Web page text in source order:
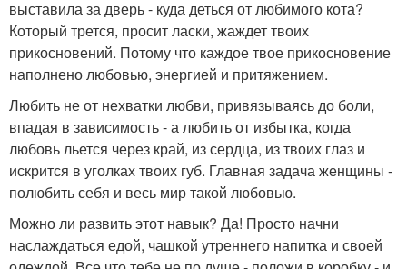
выставила за дверь - куда деться от любимого кота?
Который трется, просит ласки, жаждет твоих
прикосновений. Потому что каждое твое прикосновение
наполнено любовью, энергией и притяжением.
Любить не от нехватки любви, привязываясь до боли,
впадая в зависимость - а любить от избытка, когда
любовь льется через край, из сердца, из твоих глаз и
искрится в уголках твоих губ. Главная задача женщины -
полюбить себя и весь мир такой любовью.
Можно ли развить этот навык? Да! Просто начни
наслаждаться едой, чашкой утреннего напитка и своей